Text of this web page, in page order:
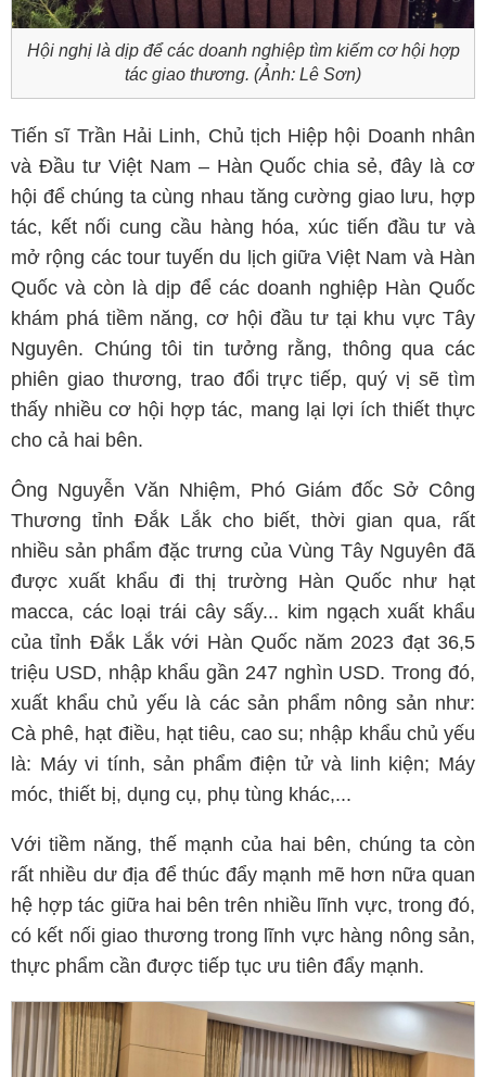
Hội nghị là dịp để các doanh nghiệp tìm kiếm cơ hội hợp
tác giao thương. (Ảnh: Lê Sơn)
Tiến sĩ Trần Hải Linh, Chủ tịch Hiệp hội Doanh nhân
và Đầu tư Việt Nam – Hàn Quốc chia sẻ, đây là cơ
hội để chúng ta cùng nhau tăng cường giao lưu, hợp
tác, kết nối cung cầu hàng hóa, xúc tiến đầu tư và
mở rộng các tour tuyến du lịch giữa Việt Nam và Hàn
Quốc và còn là dịp để các doanh nghiệp Hàn Quốc
khám phá tiềm năng, cơ hội đầu tư tại khu vực Tây
Nguyên. Chúng tôi tin tưởng rằng, thông qua các
phiên giao thương, trao đổi trực tiếp, quý vị sẽ tìm
thấy nhiều cơ hội hợp tác, mang lại lợi ích thiết thực
cho cả hai bên.
Ông Nguyễn Văn Nhiệm, Phó Giám đốc Sở Công
Thương tỉnh Đắk Lắk cho biết, thời gian qua, rất
nhiều sản phẩm đặc trưng của Vùng Tây Nguyên đã
được xuất khẩu đi thị trường Hàn Quốc như hạt
macca, các loại trái cây sấy... kim ngạch xuất khẩu
của tỉnh Đắk Lắk với Hàn Quốc năm 2023 đạt 36,5
triệu USD, nhập khẩu gần 247 nghìn USD. Trong đó,
xuất khẩu chủ yếu là các sản phẩm nông sản như:
Cà phê, hạt điều, hạt tiêu, cao su; nhập khẩu chủ yếu
là: Máy vi tính, sản phẩm điện tử và linh kiện; Máy
móc, thiết bị, dụng cụ, phụ tùng khác,...
Với tiềm năng, thế mạnh của hai bên, chúng ta còn
rất nhiều dư địa để thúc đẩy mạnh mẽ hơn nữa quan
hệ hợp tác giữa hai bên trên nhiều lĩnh vực, trong đó,
có kết nối giao thương trong lĩnh vực hàng nông sản,
thực phẩm cần được tiếp tục ưu tiên đẩy mạnh.